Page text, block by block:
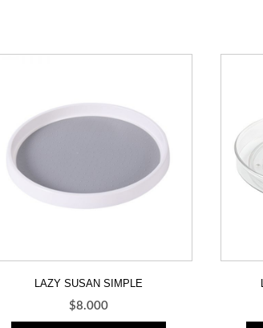
LAZY SUSAN SIMPLE
$8.000